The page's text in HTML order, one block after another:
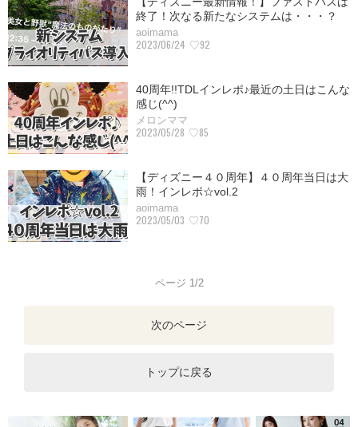
終了！次なる新たなシステムは・・・？
aoimama
2023/06/24 ♡92
40周年!!TDLインレポ♪最近の土日はこんな
感じ(^^)
メロンママ
2023/05/28 ♡85
【ディズニー４０周年】４０周年当日は大
雨！インレポ☆vol.2
aoimama
2023/05/03 ♡70
ページ 1/2
次のページ
トップに戻る